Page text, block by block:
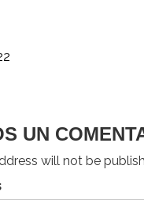
UN
will not be